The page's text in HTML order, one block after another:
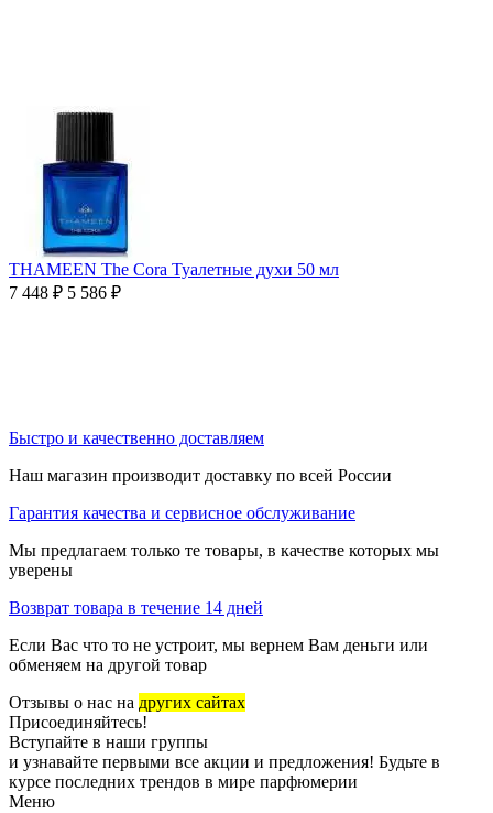
THAMEEN The Cora Туалетные духи 50 мл
7 448 ₽ 5 586 ₽
Быстро и качественно доставляем
Наш магазин производит доставку по всей России
Гарантия качества и сервисное обслуживание
Мы предлагаем только те товары, в качестве которых мы
уверены
Возврат товара в течение 14 дней
Если Вас что то не устроит, мы вернем Вам деньги или
обменяем на другой товар
Отзывы о нас на других сайтах
Присоединяйтесь!
Вступайте в наши группы
и узнавайте первыми все акции и предложения! Будьте в
курсе последних трендов в мире парфюмерии
Меню